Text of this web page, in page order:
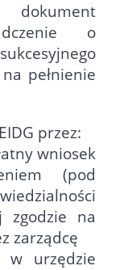
dokument
o
pełnienie
przez:
wniosek
(pod
zgodzie na
zarządcę
w urzędzie